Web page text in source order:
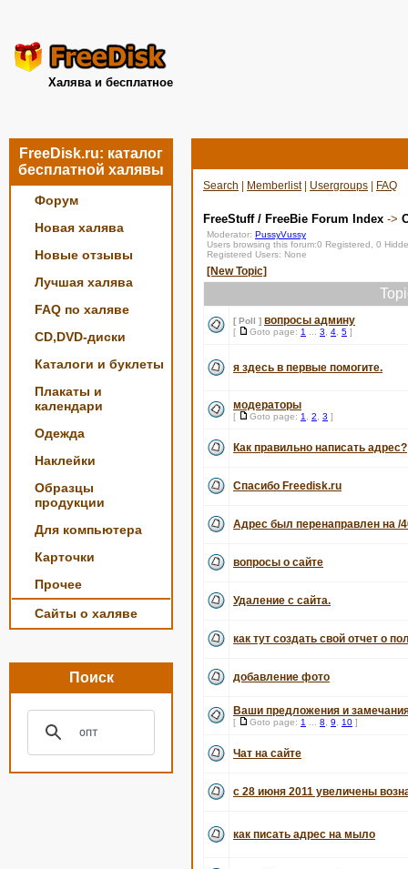
Халява и бесплатное
FreeDisk.ru: каталог
бесплатной халявы
Форум
Новая халява
Новые отзывы
Лучшая халява
FAQ по халяве
CD,DVD-диски
Каталоги и буклеты
Плакаты и
календари
Одежда
Наклейки
Образцы
продукции
Для компьютера
Карточки
Прочее
Сайты о халяве
Поиск
Search Memberlist| Usergroups FAQ
FreeStuff / FreeBie Forum Index ->
Moderator: PussyVussy
Users browsing this forum:0 Registered, 0
Registered Users: None
[New Topic]
[ Poll ] вопросы админу
[ Goto page: 1 3 4 5 ]
я здесь в первые помогите.
модераторы
[ Goto page: 1 2 3 ]
Как правильно написать адрес?
Спасибо Freedisk.ru
Адрес был перенаправлен на /
вопросы о сайте
Удаление с сайта.
как тут создать свой отчет о
добавление фото
Ваши предложения и
[ Goto page: 1 8 9 10 ]
Чат на сайте
с 28 июня 2011 увеличены
как писать адрес на мыло